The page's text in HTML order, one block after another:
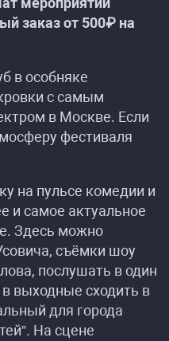
заказ от 500₽ на
в особняке
с самым
в Москве. Если
фестиваля
на пульсе комедии и
и самое актуальное
Здесь можно
съёмки шоу
послушать в один
выходные сходить в
для города
На сцене